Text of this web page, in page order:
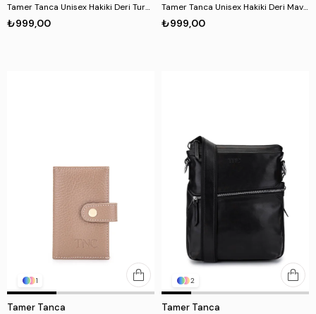
Tamer Tanca Unisex Hakiki Deri Turuncu Cüzdan
₺999,00
Tamer Tanca Unisex Hakiki Deri Mavi Cüzdan
₺999,00
1
Tamer Tanca
2
Tamer Tanca